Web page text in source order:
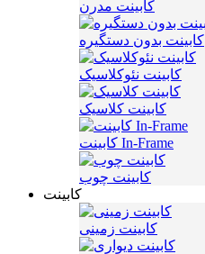
کابینت مدرن
کابینت بدون دستگیره
کابینت نئوکلاسیک
کابینت کلاسیک
کابینت In-Frame
کابینت چوب
کابینت
کابینت زمینی